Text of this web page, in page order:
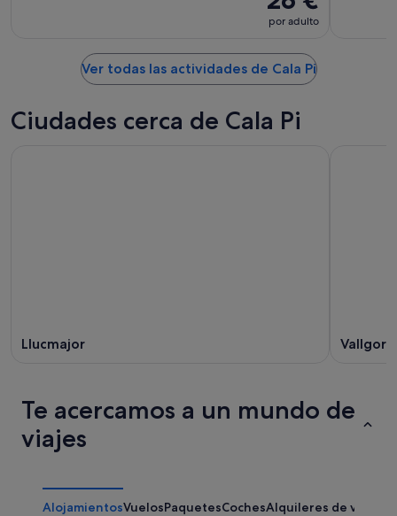
por adulto
Ver todas las actividades de Cala Pi
Ciudades cerca de Cala Pi
Llucmajor
Te acercamos a un mundo de
viajes
AlojamientosVuelosPaquetesCochesAlquileres de